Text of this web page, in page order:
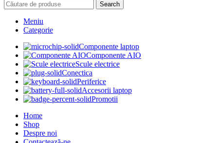
Search
Meniu
Categorie
Componente laptop
Componente AIO
Scule electrice
Conectica
Periferice
Accesorii laptop
Promotii
Home
Shop
Despre noi